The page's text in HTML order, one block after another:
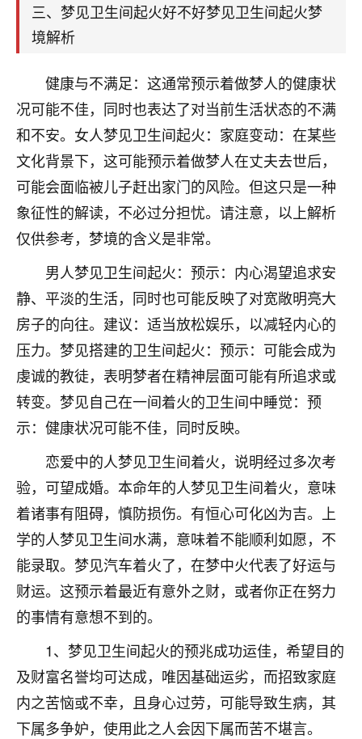
三、梦见卫生间起火好不好梦见卫生间起火梦
境解析
健康与不满足：这通常预示着做梦人的健康状
况可能不佳，同时也表达了对当前生活状态的不满
和不安。女人梦见卫生间起火：家庭变动：在某些
文化背景下，这可能预示着做梦人在丈夫去世后，
可能会面临被儿子赶出家门的风险。但这只是一种
象征性的解读，不必过分担忧。请注意，以上解析
仅供参考，梦境的含义是非常。
男人梦见卫生间起火：预示：内心渴望追求安
静、平淡的生活，同时也可能反映了对宽敞明亮大
房子的向往。建议：适当放松娱乐，以减轻内心的
压力。梦见搭建的卫生间起火：预示：可能会成为
虔诚的教徒，表明梦者在精神层面可能有所追求或
转变。梦见自己在一间着火的卫生间中睡觉：预
示：健康状况可能不佳，同时反映。
恋爱中的人梦见卫生间着火，说明经过多次考
验，可望成婚。本命年的人梦见卫生间着火，意味
着诸事有阻碍，慎防损伤。有恒心可化凶为吉。上
学的人梦见卫生间水满，意味着不能顺利如愿，不
能录取。梦见汽车着火了，在梦中火代表了好运与
财运。这预示着最近有意外之财，或者你正在努力
的事情有意想不到的。
1、梦见卫生间起火的预兆成功运佳，希望目的
及财富名誉均可达成，唯因基础运劣，而招致家庭
内之苦恼或不幸，且身心过劳，可能导致生病，其
下属多争妒，使用此之人会因下属而苦不堪言。
心若莲花
我是做餐饮的，这两年，生意屡屡受挫，店开一家关
家底快败光了，真是倒霉！我也想找人看看到底怎么
回事？
鹿森：你可以找老师看看，人有时不服命不行
啊！
太阳当空赵：我也做餐饮的，生意不算大，但
是我从找店开始都是找慧来老师跟进的，选
址、风水、还有开业日子，哪哪都看了，虽然
大环境不好，但是我家生意还可以，前几天又
2小时前 来自海南 18
梦醒时分
我女儿高二叛逆，大半年不上学，一说她就要死要活
的，把我们两口子愁的不行，朋友给我推荐的慧来老
师，一开始我是病急乱投医，这半年来，法事一个个
做完，我女儿跟变了个人一样，不期望她能考多好的
大学，只要能安安稳稳的把书读了，身体心理都健健
鹿森：可怜天下父母心啊！
3小时前 来自河北 16
付深
我是公司人事调整，有升迁机会，但同时竞争的我们
三个，找老师的时候是抱着侥幸心理，没想到老师看
着我晋升有望，我半信半疑的按照老师建议，做了化
太岁还有一个发钱粮，本来年前的人事调整，拖到年
后，我以为都没戏了，结果开年一上班，开会提拔升
职第一个就是我，职务无所谓，主要是底薪加了
3000，非常开心，无论如何，感恩感谢！🙏🏻
鹿森：恭喜升职加薪！！，请客吗？�